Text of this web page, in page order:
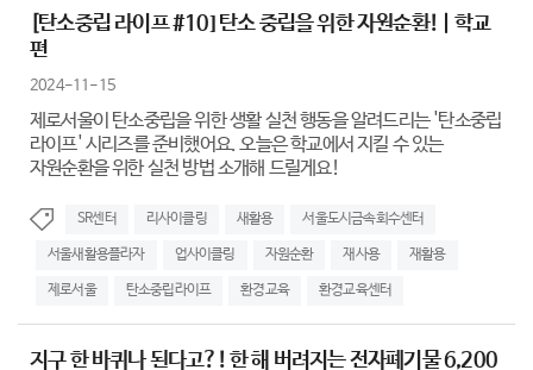
[탄소중립 라이프 #10] 탄소 중립을 위한 자원순환! | 학교
편
2024-11-15
제로서울이 탄소중립을 위한 생활 실천 행동을 알려드리는 '탄소중립
라이프' 시리즈를 준비했어요. 오늘은 학교에서 지킬 수 있는
자원순환을 위한 실천 방법 소개해 드릴게요!
SR센터 리사이클링 새활용 서울도시금속회수센터
서울새활용플라자 업사이클링 자원순환 재사용 재활용
제로서울 탄소중립라이프 환경교육 환경교육센터
지구 한 바퀴나 된다고?! 한 해 버려지는 전자폐기물 6,200